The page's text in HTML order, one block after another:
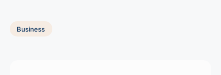
Business